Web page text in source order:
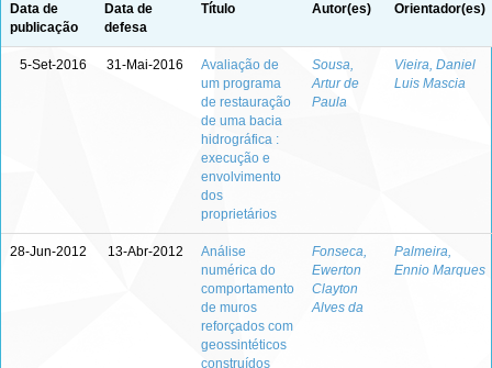
Data de
publicação
Data de
defesa
Título Autor(es) Orientador(es)
5-Set-2016 31-Mai-2016
Avaliação de
um programa
de restauração
de uma bacia
hidrográfica :
execução e
envolvimento
dos
proprietários
Sousa,
Artur de
Paula
Vieira, Daniel
Luis Mascia
28-Jun-2012 13-Abr-2012
Análise
numérica do
comportamento
de muros
reforçados com
geossintéticos
construídos
Fonseca,
Ewerton
Clayton
Alves da
Palmeira,
Ennio Marques